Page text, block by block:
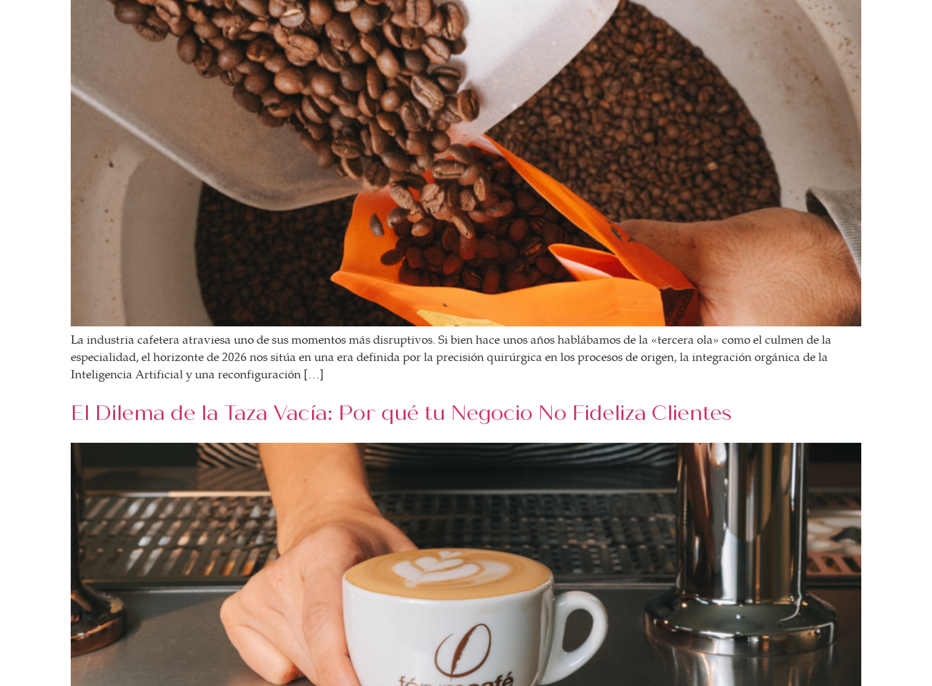
La industria cafetera atraviesa uno de sus momentos más disruptivos. Si bien hace unos años hablábamos de la «tercera ola» como el culmen de la
especialidad, el horizonte de 2026 nos sitúa en una era definida por la precisión quirúrgica en los procesos de origen, la integración orgánica de la
Inteligencia Artificial y una reconfiguración […]
El Dilema de la Taza Vacía: Por qué tu Negocio No Fideliza Clientes